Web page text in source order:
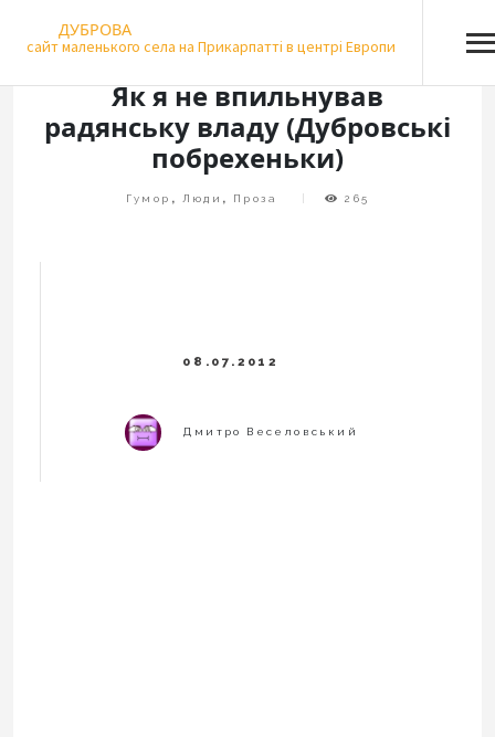
ДУБРОВА
сайт маленького села на Прикарпатті в центрі Европи
Як я не впильнував
радянську владу (Дубровські
побрехеньки)
Гумор , Люди , Проза 265